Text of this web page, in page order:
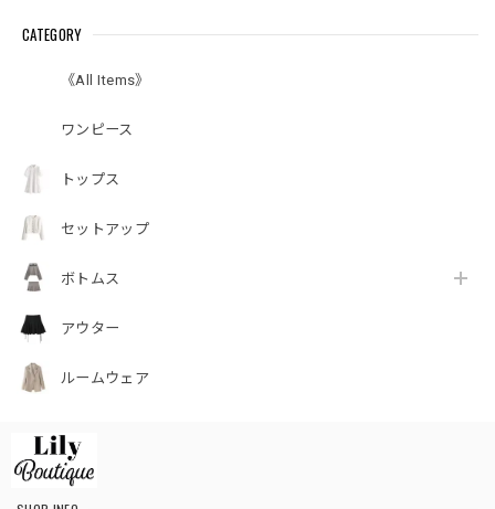
CATEGORY
《All Items》
ワンピース
トップス
セットアップ
ボトムス
アウター
ルームウェア